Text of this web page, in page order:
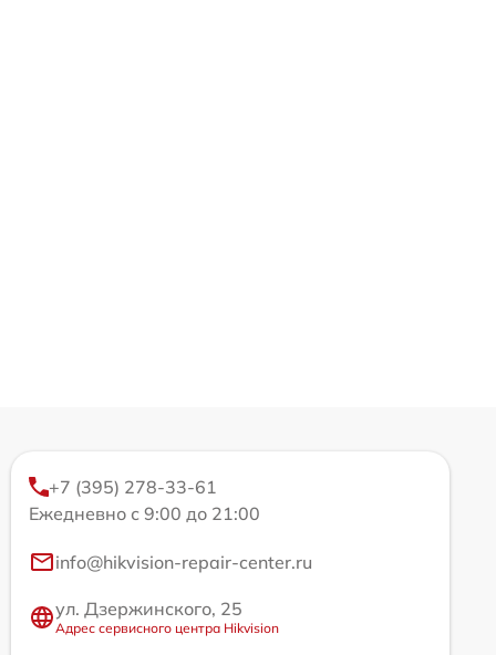
+7 (395) 278-33-61
Ежедневно с 9:00 до 21:00
info@hikvision-repair-center.ru
ул. Дзержинского, 25
Адрес сервисного центра Hikvision